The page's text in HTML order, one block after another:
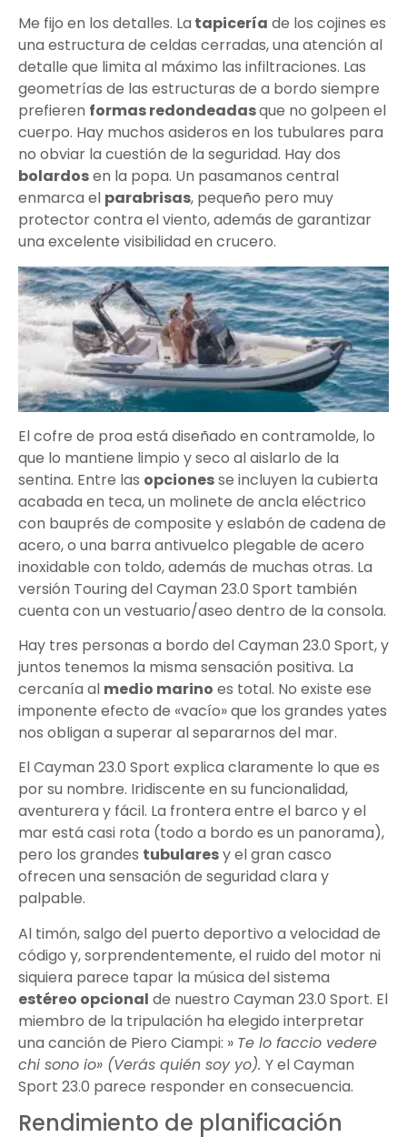
Me fijo en los detalles. La tapicería de los cojines es
una estructura de celdas cerradas, una atención al
detalle que limita al máximo las infiltraciones. Las
geometrías de las estructuras de a bordo siempre
prefieren formas redondeadasque no golpeen el
cuerpo. Hay muchos asideros en los tubulares para
no obviar la cuestión de la seguridad. Hay dos
bolardosen la popa. Un pasamanos central
enmarca el parabrisas, pequeño pero muy
protector contra el viento, además de garantizar
una excelente visibilidad en crucero.
El cofre de proa está diseñado en contramolde, lo
que lo mantiene limpio y seco al aislarlo de la
sentina. Entre las opcionesse incluyen la cubierta
acabada en teca, un molinete de ancla eléctrico
con bauprés de composite y eslabón de cadena de
acero, o una barra antivuelco plegable de acero
inoxidable con toldo, además de muchas otras. La
versión Touring del Cayman 23.0 Sport también
cuenta con un vestuario/aseo dentro de la consola.
Hay tres personas a bordo del Cayman 23.0 Sport, y
juntos tenemos la misma sensación positiva. La
cercanía al medio marino es total. No existe ese
imponente efecto de «vacío» que los grandes yates
nos obligan a superar al separarnos del mar.
El Cayman 23.0 Sport explica claramente lo que es
por su nombre. Iridiscente en su funcionalidad,
aventurera y fácil. La frontera entre el barco y el
mar está casi rota (todo a bordo es un panorama),
pero los grandes tubularesy el gran casco
ofrecen una sensación de seguridad clara y
palpable.
Al timón, salgo del puerto deportivo a velocidad de
código y, sorprendentemente, el ruido del motor ni
siquiera parece tapar la música del sistema
estéreo opcional de nuestro Cayman 23.0 Sport. El
miembro de la tripulación ha elegido interpretar
una canción de Piero Ciampi: » Te lo faccio vedere
chi sono io» (Verás quién soy yo). Y el Cayman
Sport 23.0 parece responder en consecuencia.
Rendimiento de planificación